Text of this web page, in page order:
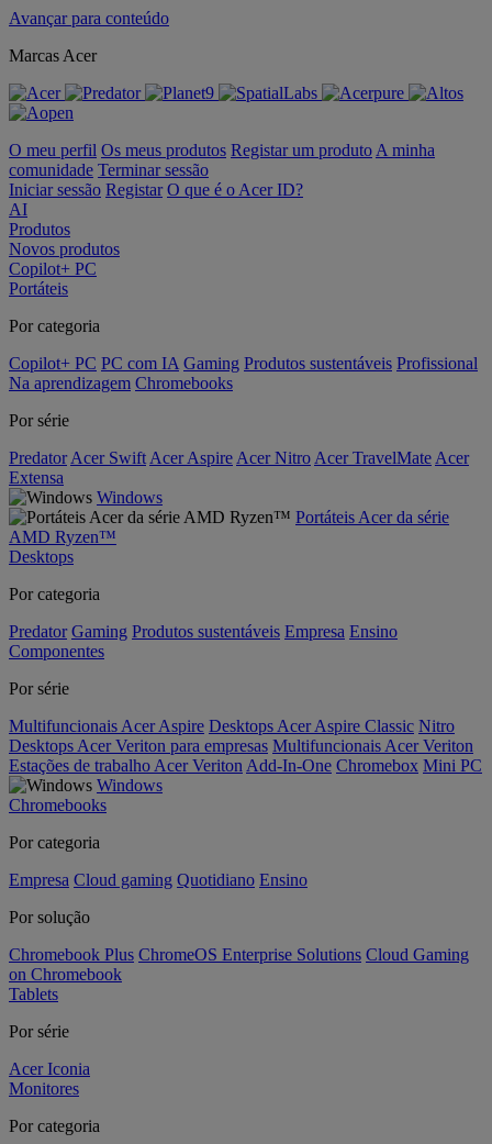
Avançar para conteúdo
Marcas Acer
O meu perfil Os meus produtos Registar um produto A minha
comunidade Terminar sessão
Iniciar sessão Registar O que é o Acer ID?
AI
Produtos
Novos produtos
Copilot+ PC
Portáteis
Por categoria
Copilot+ PC PC com IA Gaming Produtos sustentáveis Profissional
Na aprendizagem Chromebooks
Por série
Predator Acer Swift Acer Aspire Acer Nitro Acer TravelMate Acer
Extensa
Windows
Portáteis Acer da série
AMD Ryzen™
Desktops
Por categoria
Predator Gaming Produtos sustentáveis Empresa Ensino
Componentes
Por série
Multifuncionais Acer Aspire Desktops Acer Aspire Classic Nitro
Desktops Acer Veriton para empresas Multifuncionais Acer Veriton
Estações de trabalho Acer Veriton Add-In-One Chromebox Mini PC
Windows
Chromebooks
Por categoria
Empresa Cloud gaming Quotidiano Ensino
Por solução
Chromebook Plus ChromeOS Enterprise Solutions Cloud Gaming
on Chromebook
Tablets
Por série
Acer Iconia
Monitores
Por categoria